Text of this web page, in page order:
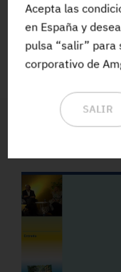
Acepta las
en España y
pulsa “salir”
corporativo de
SALIR
ACCEDE